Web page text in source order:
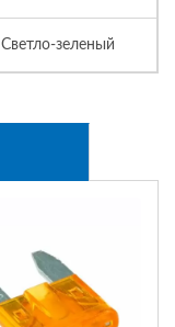
Светло-зеленый